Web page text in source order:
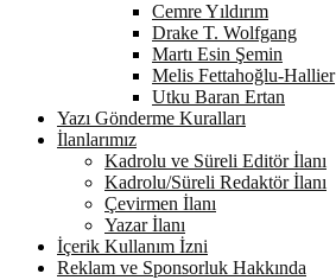
Cemre Yıldırım
Drake T. Wolfgang
Martı Esin Şemin
Melis Fettahoğlu-Hallier
Utku Baran Ertan
Yazı Gönderme Kuralları
İlanlarımız
Kadrolu ve Süreli Editör İlanı
Kadrolu/Süreli Redaktör İlanı
Çevirmen İlanı
Yazar İlanı
İçerik Kullanım İzni
Reklam ve Sponsorluk Hakkında